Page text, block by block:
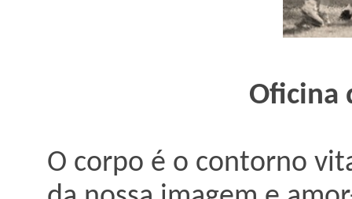
Oficina
O corpo é o contorno